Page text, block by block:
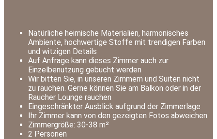
Natürliche heimische Materialien, harmonisches
Ambiente, hochwertige Stoffe mit trendigen Farben
und witzigen Details
Auf Anfrage kann dieses Zimmer auch zur
Einzelbenutzung gebucht werden
Wir bitten Sie, in unseren Zimmern und Suiten nicht
zu rauchen. Gerne können Sie am Balkon oder in der
Raucher Lounge rauchen
Eingeschränkter Ausblick aufgrund der Zimmerlage
Ihr Zimmer kann von den gezeigten Fotos abweichen
Zimmergröße: 30-38 m²
2 Personen